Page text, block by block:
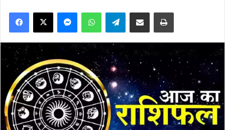
Facebook
X MessengerWhatsAppTelegramShare via Email Print